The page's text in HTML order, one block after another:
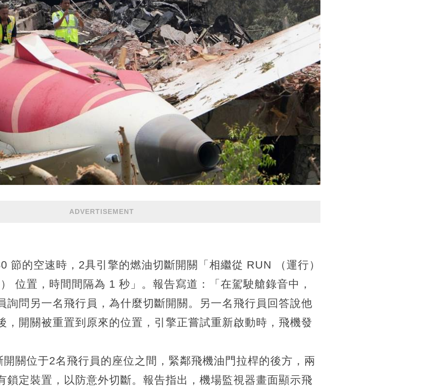
ADVERTISEMENT
節的空速時，2具引擎的燃油切斷開關「相繼從 RUN （運行）
位置，時間間隔為 1 秒」。報告寫道：「在駕駛艙錄音中，
詢問另一名飛行員，為什麼切斷開關。另一名飛行員回答說他
，開關被重置到原來的位置，引擎正嘗試重新啟動時，飛機發
關位于2名飛行員的座位之間，緊鄰飛機油門拉桿的後方，兩
鎖定裝置，以防意外切斷。報告指出，機場監視器畫面顯示飛